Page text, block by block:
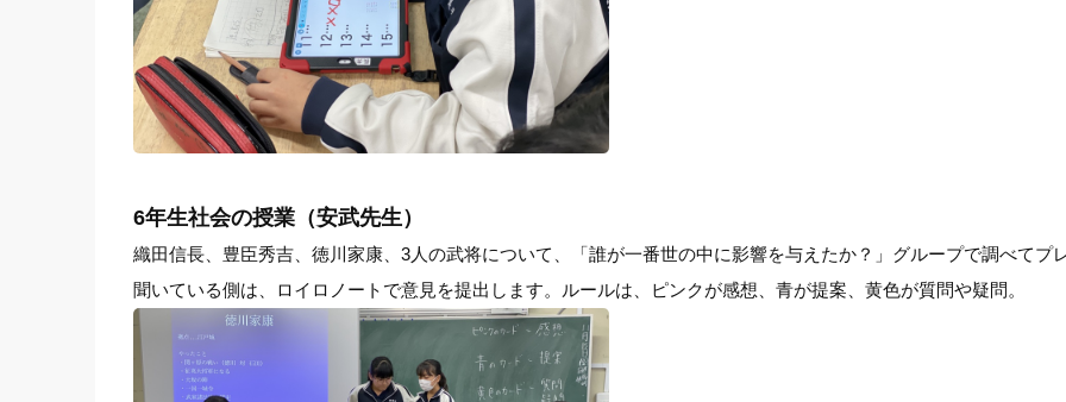
6年生社会の授業（安武先生）
織田信長、豊臣秀吉、徳川家康、3人の武将について、「誰が一番世の中に影響を与えたか？」グループで調べてプ
聞いている側は、ロイロノートで意見を提出します。ルールは、ピンクが感想、青が提案、黄色が質問や疑問。